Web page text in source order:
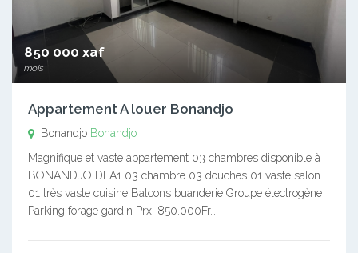
850 000 xaf
mois
Appartement A louer Bonandjo
Bonandjo Bonandjo
Magnifique et vaste appartement 03 chambres disponible à
BONANDJO DLA1 03 chambre 03 douches 01 vaste salon
01 très vaste cuisine Balcons buanderie Groupe électrogène
Parking forage gardin Prx: 850.000Fr…